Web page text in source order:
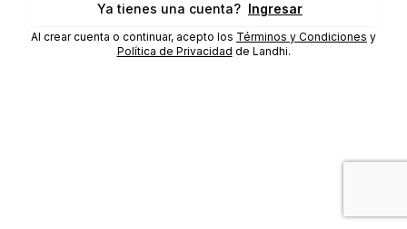
Ya tienes una cuenta? Ingresar
Al crear cuenta o continuar, acepto los Términos y Condiciones y
Política de Privacidad de Landhi.